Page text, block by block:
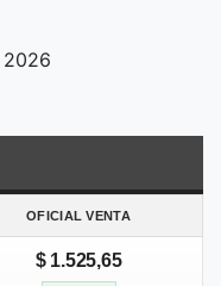
OFICIAL VENTA
$ 1.525,65